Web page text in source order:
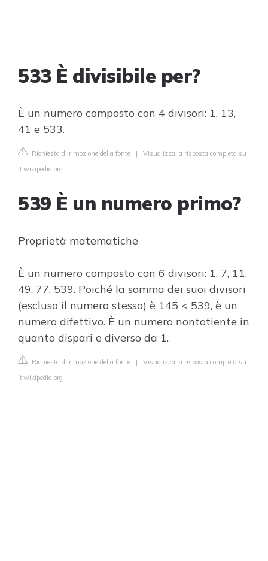
533 È divisibile per?
È un numero composto con 4 divisori: 1, 13,
41 e 533.
Richiesta di rimozione della fonte | Visualizza la risposta completa su
it.wikipedia.org
539 È un numero primo?
Proprietà matematiche
È un numero composto con 6 divisori: 1, 7, 11,
49, 77, 539. Poiché la somma dei suoi divisori
(escluso il numero stesso) è 145 < 539, è un
numero difettivo. È un numero nontotiente in
quanto dispari e diverso da 1.
Richiesta di rimozione della fonte | Visualizza la risposta completa su
it.wikipedia.org